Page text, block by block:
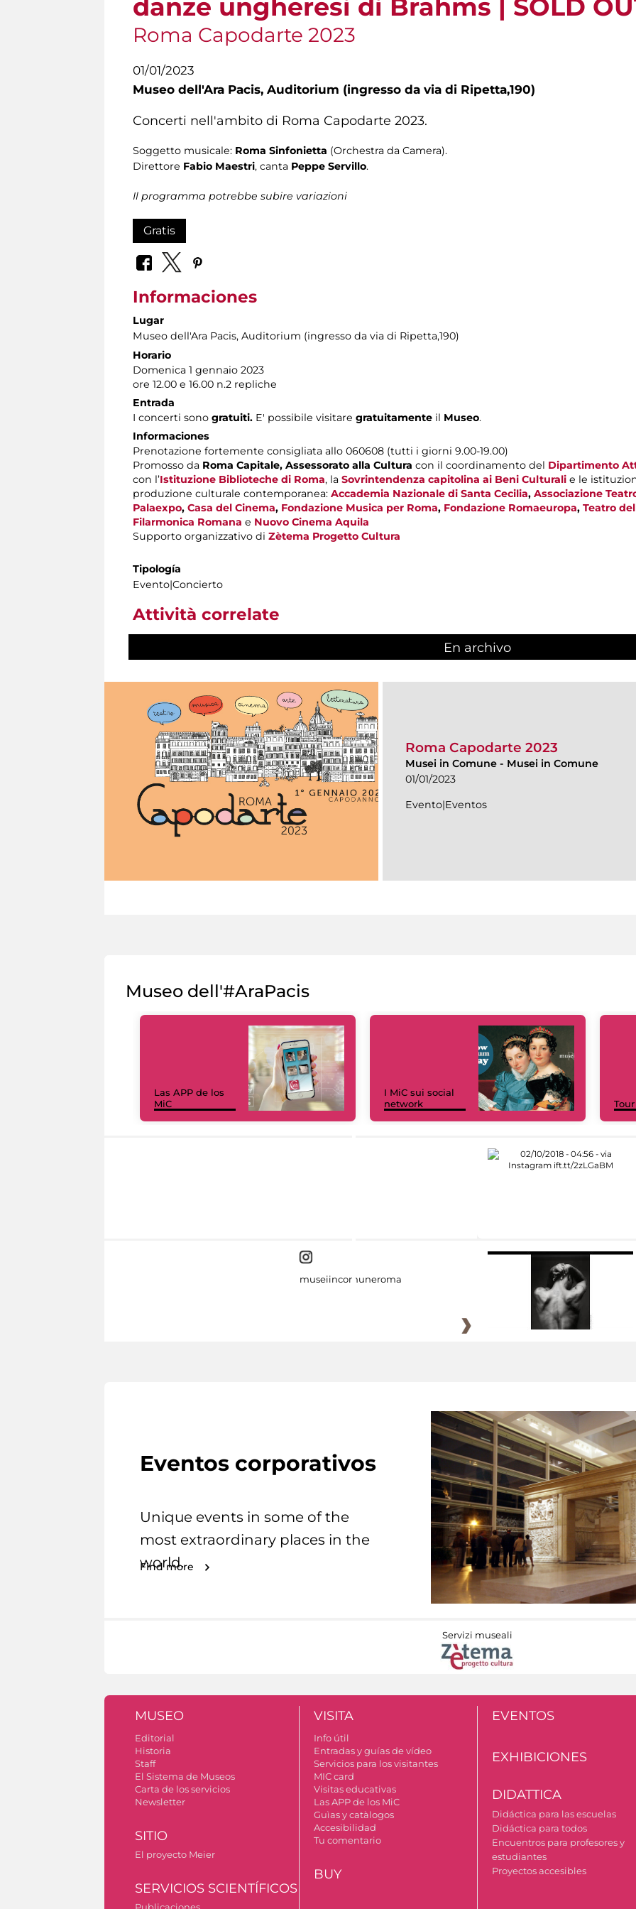
danze ungheresi di Brahms | SOLD
Roma Capodarte 2023
01/01/2023
Museo dell'Ara Pacis, Auditorium (ingresso da via di Ripetta,190)
Concerti nell'ambito di Roma Capodarte 2023.
Soggetto musicale: Roma Sinfonietta (Orchestra da Camera).
Direttore Fabio Maestri, canta Peppe Servillo.
Il programma potrebbe subire variazioni
Gratis
Informaciones
Lugar
Museo dell'Ara Pacis, Auditorium (ingresso da via di Ripetta,190)
Horario
Domenica 1 gennaio 2023
ore 12.00 e 16.00 n.2 repliche
Entrada
I concerti sono gratuiti. E' possibile visitare gratuitamente il Museo.
Informaciones
Prenotazione fortemente consigliata allo 060608 (tutti i giorni 9.00-19.00)
Promosso da Roma Capitale, Assessorato alla Cultura con il coordinamento del Dipartimento
con l’Istituzione Biblioteche di Roma, la Sovrintendenza capitolina ai Beni Culturali e le
produzione culturale contemporanea: Accademia Nazionale di Santa Cecilia, Associazione
Palaexpo, Casa del Cinema, Fondazione Musica per Roma, Fondazione Romaeuropa, Teatro
Filarmonica Romana e Nuovo Cinema Aquila
Supporto organizzativo di Zètema Progetto Cultura
Tipología
Evento|Concierto
Attività correlate
En archivo
Roma Capodarte 2023
Musei in Comune - Musei in Comune
01/01/2023
Evento|Eventos
Museo dell'#AraPacis
Las APP de los
MiC
I MiC sui social
network
museiincomuneroma
Eventos corporativos
Unique events in some of the
most extraordinary places in the
world.
Find more
Servizi museali
MUSEO
Editorial
Historia
Staff
El Sistema de Museos
Carta de los servicios
Newsletter
SITIO
El proyecto Meier
SERVICIOS SCIENTÍFICOS
VISITA
Info útil
Entradas y guías de vídeo
Servicios para los visitantes
MIC card
Visitas educativas
Las APP de los MiC
Guìas y catàlogos
Accesibilidad
Tu comentario
BUY
EVENTOS
EXHIBICIONES
DIDATTICA
Didáctica para las escuelas
Didáctica para todos
Encuentros para profesores y
estudiantes
Proyectos accesibles